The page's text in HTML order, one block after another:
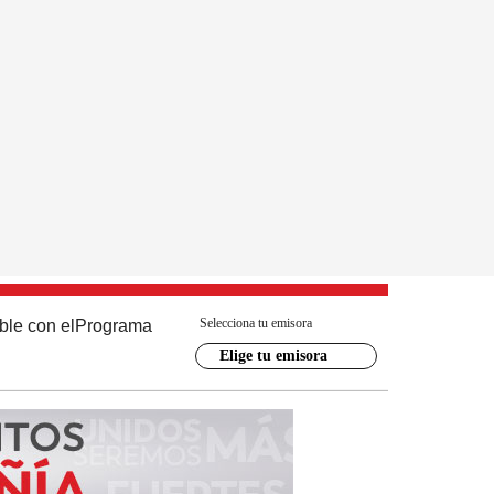
con el Programa Selecciona tu emisora
Elige tu emisora